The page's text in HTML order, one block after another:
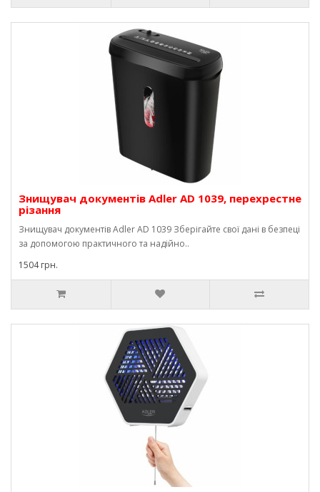
Знищувач документів Adler AD 1039, перехрестне
різання
Знищувач документів Adler AD 1039 Зберігайте свої дані в безпеці
за допомогою практичного та надійно..
1504 грн.